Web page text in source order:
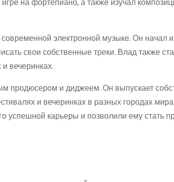
электронной музыке. Он начал
свои собственные треки. Влад также
вечеринках.
продюсером и диджеем. Он выпускает
и вечеринках в разных городах
успешной карьеры и позволили ему стать